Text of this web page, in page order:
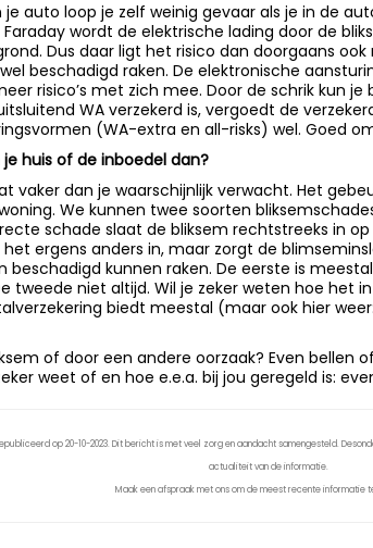
je auto loop je zelf weinig gevaar als je in de
wordt de elektrische lading door de
Dus daar ligt het risico dan doorgaans ook
beschadigd raken. De elektronische
risico’s met zich mee. Door de schrik kun
WA verzekerd is, vergoedt de
(WA-extra en all-risks) wel. Goed
huis of de inboedel dan?
vaker dan je waarschijnlijk verwacht. Het
We kunnen twee soorten
schade slaat de bliksem rechtstreeks in
ergens anders in, maar zorgt de
beschadigd kunnen raken. De eerste is
tweede niet altijd. Wil je zeker weten hoe het
biedt meestal (maar ook hier
of door een andere oorzaak? Even bellen
weet of en hoe e.e.a. bij jou geregeld is:
op 20-10-2023. Dit bericht is met veel zorg en aandacht samengesteld.
actualiteit van de informatie.
Maak een afspraak met ons om de meest recente informatie